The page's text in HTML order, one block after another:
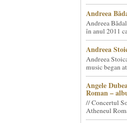
Andreea
Andreea
în anul 2011
Andreea
Andreea
music began
Angele
Roman –
// Concertul
Atheneul